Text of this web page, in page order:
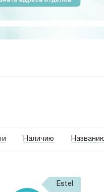
Наличию
Estel